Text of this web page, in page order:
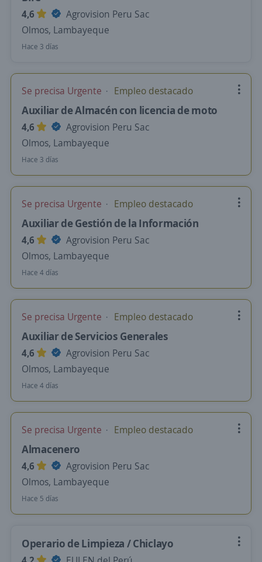
4,6
Agrovision Peru Sac
Olmos, Lambayeque
Hace 3 días
Se precisa Urgente Empleo destacado
Auxiliar de Almacén con licencia de moto
4,6
Agrovision Peru Sac
Olmos, Lambayeque
Hace 3 días
Se precisa Urgente Empleo destacado
Auxiliar de Gestión de la Información
4,6
Agrovision Peru Sac
Olmos, Lambayeque
Hace 4 días
Se precisa Urgente Empleo destacado
Auxiliar de Servicios Generales
4,6
Agrovision Peru Sac
Olmos, Lambayeque
Hace 4 días
Se precisa Urgente Empleo destacado
Almacenero
4,6
Agrovision Peru Sac
Olmos, Lambayeque
Hace 5 días
Operario de Limpieza / Chiclayo